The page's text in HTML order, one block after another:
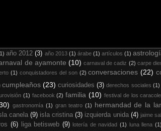
año 2012 (3) año 2013 (1) árabe (1) artículos (1)
de ayamonte (10) carnaval de cadiz (2) carpe
(1) conquistadores del son (2) conversaciones (22)
cumpleaños (23) curiosidades (3) derechos sociales (1)
(1) facebook (2) familia (10) festival de los
gastronomía (1) gran teatro (1) hermandad de la
canela (9) isla cristina (3) izquierda unida (4) jaime
(6) liga betisweb (9) lotería de navidad (1) luna llena (1)